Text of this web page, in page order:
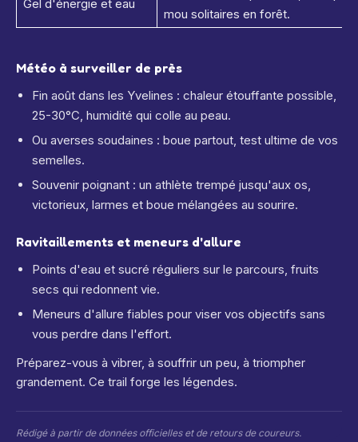
Gel d'énergie et eau
mou solitaires en forêt.
Météo à surveiller de près
Fin août dans les Yvelines : chaleur étouffante possible,
25-30°C, humidité qui colle au peau.
Ou averses soudaines : boue partout, test ultime de vos
semelles.
Souvenir poignant : un athlète trempé jusqu'aux os,
victorieux, larmes et boue mélangées au sourire.
Ravitaillements et meneurs d'allure
Points d'eau et sucré réguliers sur le parcours, fruits
secs qui redonnent vie.
Meneurs d'allure fiables pour viser vos objectifs sans
vous perdre dans l'effort.
Préparez-vous à vibrer, à souffrir un peu, à triompher
grandement. Ce trail forge les légendes.
Rédigé à partir de données officielles et de retours de coureurs.